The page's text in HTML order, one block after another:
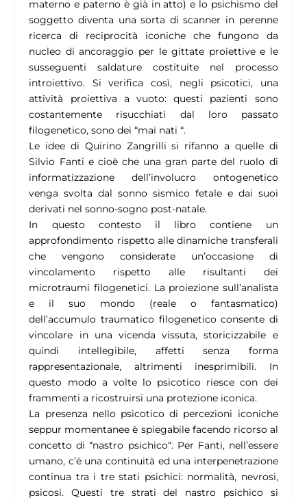
materno e paterno è già in atto) e lo psichismo del
soggetto diventa una sorta di scanner in perenne
ricerca di reciprocità iconiche che fungono da
nucleo di ancoraggio per le gittate proiettive e le
susseguenti saldature costituite nel processo
introiettivo. Si verifica così, negli psicotici, una
attività proiettiva a vuoto: questi pazienti sono
costantemente risucchiati dal loro passato
filogenetico, sono dei “mai nati “.
Le idee di Quirino Zangrilli si rifanno a quelle di
Silvio Fanti e cioè che una gran parte del ruolo di
informatizzazione dell’involucro ontogenetico
venga svolta dal sonno sismico fetale e dai suoi
derivati nel sonno-sogno post-natale.
In questo contesto il libro contiene un
approfondimento rispetto alle dinamiche transferali
che vengono considerate un’occasione di
vincolamento rispetto alle risultanti dei
microtraumi filogenetici. La proiezione sull’analista
e il suo mondo (reale o fantasmatico)
dell’accumulo traumatico filogenetico consente di
vincolare in una vicenda vissuta, storicizzabile e
quindi intellegibile, affetti senza forma
rappresentazionale, altrimenti inesprimibili. In
questo modo a volte lo psicotico riesce con dei
frammenti a ricostruirsi una protezione iconica.
La presenza nello psicotico di percezioni iconiche
seppur momentanee è spiegabile facendo ricorso al
concetto di “nastro psichico“. Per Fanti, nell’essere
umano, c’è una continuità ed una interpenetrazione
continua tra i tre stati psichici: normalità, nevrosi,
psicosi. Questi tre strati del nastro psichico si